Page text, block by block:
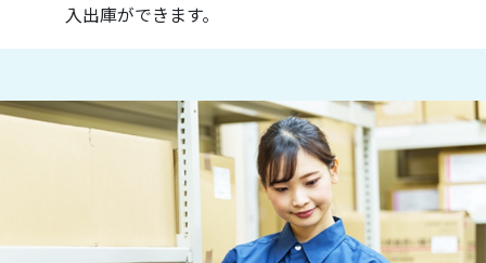
入出庫ができます。